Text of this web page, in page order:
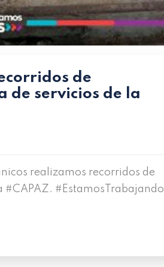
de
de servicios de la
realizamos recorridos de
#CAPAZ. #EstamosTrabajando